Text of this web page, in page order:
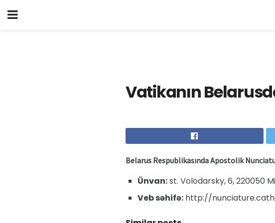
Vatikanın
Belarus Respublikasında Apostolik
Ünvan:st. Volodarsky, 6, 220050
Veb səhifə: http://